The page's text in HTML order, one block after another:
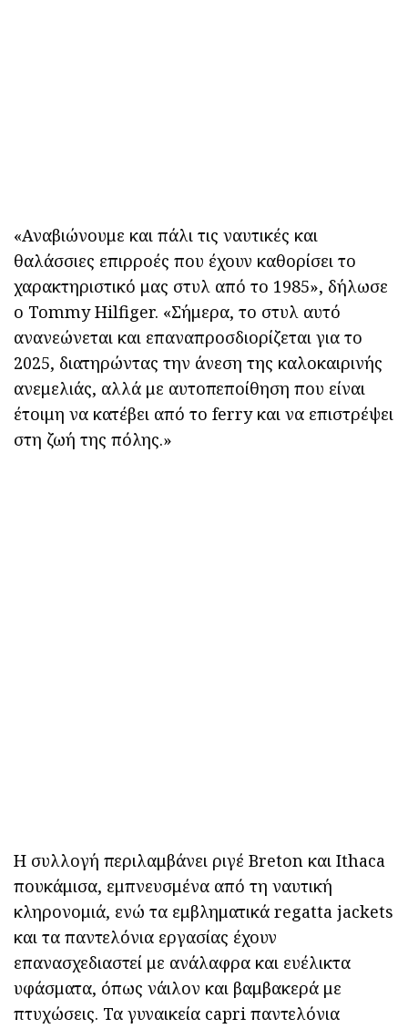
«Αναβιώνουμε και πάλι τις ναυτικές και
θαλάσσιες επιρροές που έχουν καθορίσει το
χαρακτηριστικό μας στυλ από το 1985», δήλωσε
ο Tommy Hilfiger. «Σήμερα, το στυλ αυτό
ανανεώνεται και επαναπροσδιορίζεται για το
2025, διατηρώντας την άνεση της καλοκαιρινής
ανεμελιάς, αλλά με αυτοπεποίθηση που είναι
έτοιμη να κατέβει από το ferry και να επιστρέψει
στη ζωή της πόλης.»
Η συλλογή περιλαμβάνει ριγέ Breton και Ithaca
πουκάμισα, εμπνευσμένα από τη ναυτική
κληρονομιά, ενώ τα εμβληματικά regatta jackets
και τα παντελόνια εργασίας έχουν
επανασχεδιαστεί με ανάλαφρα και ευέλικτα
υφάσματα, όπως νάιλον και βαμβακερά με
πτυχώσεις. Τα γυναικεία capri παντελόνια